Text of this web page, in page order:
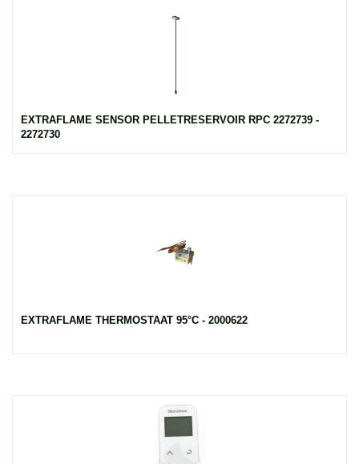
EXTRAFLAME SENSOR PELLETRESERVOIR RPC 2272739 -
2272730
EXTRAFLAME THERMOSTAAT 95°C - 2000622